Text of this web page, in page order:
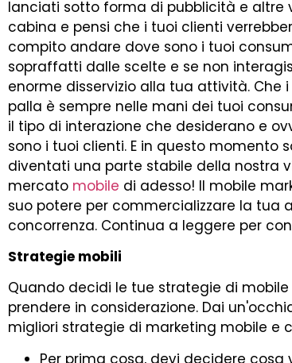
lanciati sotto forma di pubblicità e altre
cabina e pensi che i tuoi clienti
compito andare dove sono i tuoi
sopraffatti dalle scelte e se non
enorme disservizio alla tua attività. Che
palla è sempre nelle mani dei tuoi
il tipo di interazione che desiderano e
sono i tuoi clienti. E in questo momento
diventati una parte stabile della nostra
mercato mobile di adesso! Il mobile
suo potere per commercializzare la
concorrenza. Continua a leggere per
Strategie mobili
Quando decidi le tue strategie di
prendere in considerazione. Dai
migliori strategie di marketing mobile e
Per prima cosa, devi decidere